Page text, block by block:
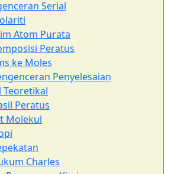
Serial
Atom Purata
Peratus
ke Moles
Penyelesaian
Teoretikal
Peratus
Molekul
Charles